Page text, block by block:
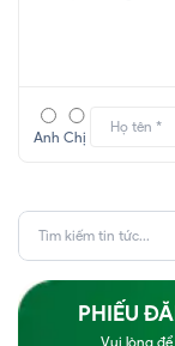
Anh Chị
PHIẾU
Vui lòng